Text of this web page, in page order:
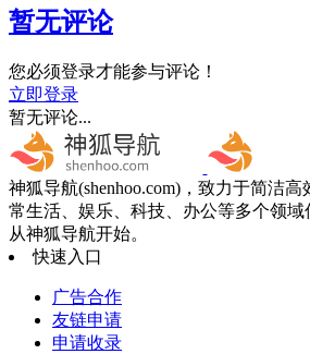
暂无评论
您必须登录才能参与评论！
立即登录
暂无评论...
神狐导航(shenhoo.com)，致力于简洁
常生活、娱乐、科技、办公等多个领域
从神狐导航开始。
快速入口
广告合作
友链申请
申请收录